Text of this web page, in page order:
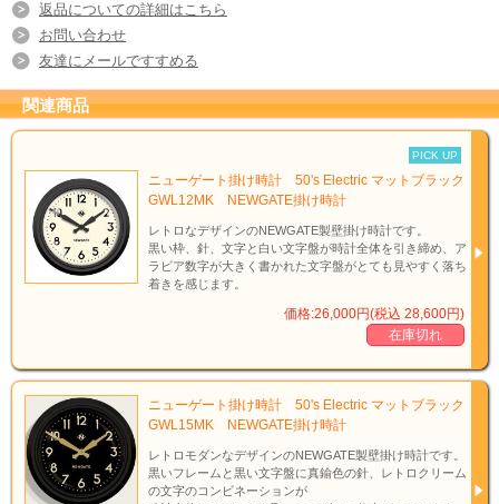
返品についての詳細はこちら
お問い合わせ
友達にメールですすめる
関連商品
PICK UP
ニューゲート掛け時計 50's Electric マットブラック
GWL12MK NEWGATE掛け時計
レトロなデザインのNEWGATE製壁掛け時計です。
黒い枠、針、文字と白い文字盤が時計全体を引き締め、ア
ラビア数字が大きく書かれた文字盤がとても見やすく落ち
着きを感じます。
価格:26,000円(税込 28,600円)
在庫切れ
ニューゲート掛け時計 50's Electric マットブラック
GWL15MK NEWGATE掛け時計
レトロモダンなデザインのNEWGATE製壁掛け時計です。
黒いフレームと黒い文字盤に真鍮色の針、レトロクリーム
の文字のコンビネーションが